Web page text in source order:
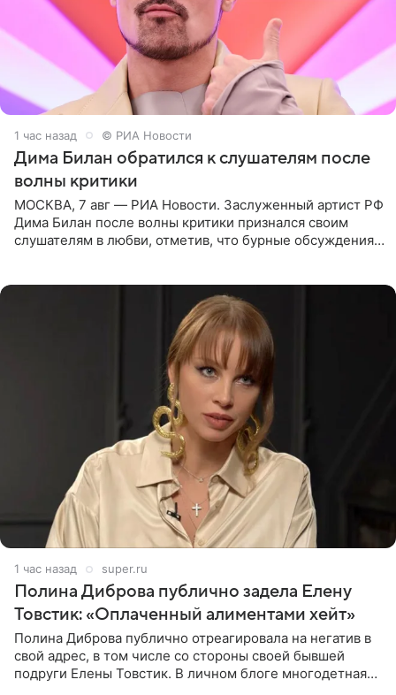
1 час назад © РИА Новости
Дима Билан обратился к слушателям после
волны критики
МОСКВА, 7 авг — РИА Новости. Заслуженный артист РФ
Дима Билан после волны критики признался своим
слушателям в любви, отметив, что бурные обсуждения
1 час назад super.ru
Полина Диброва публично задела Елену
Товстик: «Оплаченный алиментами хейт»
Полина Диброва публично отреагировала на негатив в
свой адрес, в том числе со стороны своей бывшей
подруги Елены Товстик. В личном блоге многодетная